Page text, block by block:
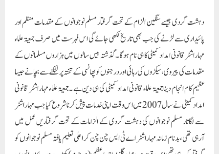
دہشت گردی جیسے سنگین الزام کے تحت گرفتار مسلم نوجوانوں کے مقدمات منظم اور
پائیداری سے لڑنے کی جب بھی تاریخ لکھی جائے گی اس فہرست میں صرف جمعیۃ علماء
مہاراشٹرقانونی امداد کمیٹی کا ہی نام ہوگا ۔گذشتہ بیس سالوں میں ہزاروں مسلمانوں کے
مقدمات کی پیروی، سیکڑوں کی رہائی اور درجنوں کو پھانسی کے تختہ پر لٹکنے سے بچانے جیسا
عظیم کام انجام دینا جمعیۃ علماء قانونی امداد کمیٹی کی ہی دین ہے ۔جمعیۃ علماء مہاراشٹر قانونی
امداد کمیٹی نے سال 2007 میں اس وقت اپنی خدمات پیش کرنا شروع کیا جب مہاراشٹر
سے لگاتار مسلم نوجوانوں کی دہشت گردی کے الزامات کے تحت گرفتاریں عمل میں
آرہی تھی، بدنام زمانہ مہاراشٹر اے ٹی ایس چن چن کر اعلی تعلیم یافتہ مسلم نوجوانو ں کو